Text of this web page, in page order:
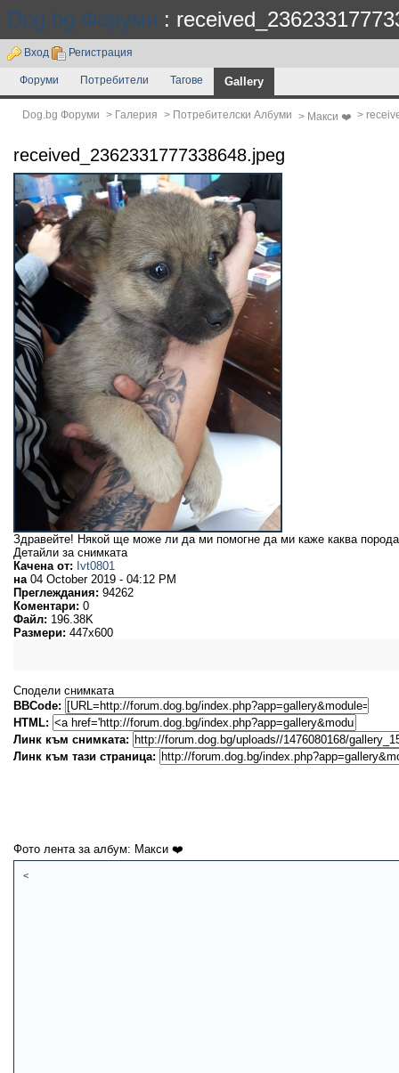
Dog.bg Форуми :
Вход Регистрация
Форуми Потребители Тагове Gallery
Dog.bg Форуми > Галерия > Потребителски Албуми > Макси ❤️ >
received_2362331777338648.jpeg
Здравейте! Някой ще може ли да ми помогне да ми каже каква
Детайли за снимката
Качена от: Ivt0801
на04 October 2019 - 04:12 PM
Преглеждания: 94262
Коментари: 0
Файл: 196.38K
Размери: 447x600
Сподели снимката
BBCode:
HTML:
Линк към снимката:
Линк към тази страница:
Фото лента за албум: Макси ❤️
<